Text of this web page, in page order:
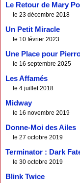
Le Retour de Mary
le 23 décembre 2018
Un Petit Miracle
le 10 février 2023
Une Place pour
le 16 septembre 2025
Les Affamés
le 4 juillet 2018
Midway
le 16 novembre 2019
Donne-Moi des Ailes
le 27 octobre 2019
Terminator : Dark
le 30 octobre 2019
Blink Twice